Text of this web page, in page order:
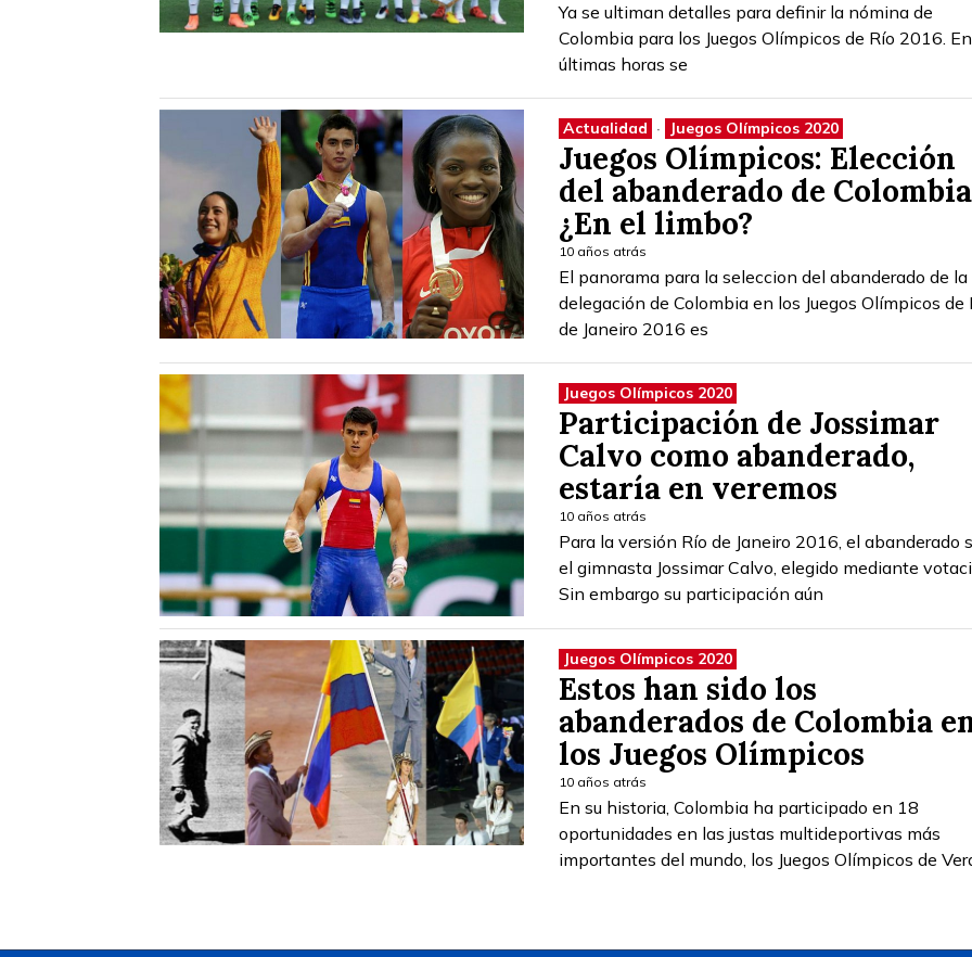
Ya se ultiman detalles para definir la nómina de
Colombia para los Juegos Olímpicos de Río 2016.
últimas horas se
Actualidad · Juegos Olímpicos 2020
Juegos Olímpicos: Elección
del abanderado de Colombia
¿En el limbo?
10 años atrás
El panorama para la seleccion del abanderado de la
delegación de Colombia en los Juegos Olímpicos de
de Janeiro 2016 es
Juegos Olímpicos 2020
Participación de Jossimar
Calvo como abanderado,
estaría en veremos
10 años atrás
Para la versión Río de Janeiro 2016, el abanderado
el gimnasta Jossimar Calvo, elegido mediante
Sin embargo su participación aún
Juegos Olímpicos 2020
Estos han sido los
abanderados de Colombia
los Juegos Olímpicos
10 años atrás
En su historia, Colombia ha participado en 18
oportunidades en las justas multideportivas más
importantes del mundo, los Juegos Olímpicos de